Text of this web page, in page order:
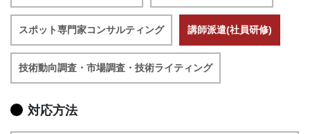
スポット専門家コンサルティング 講師派遣(社員研修)
技術動向調査・市場調査・技術ライティング
対応方法